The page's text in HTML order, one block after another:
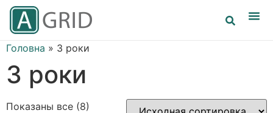
Головна » 3 роки
3 роки
Показаны все (8)